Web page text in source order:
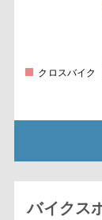
クロスバイク
バイクス